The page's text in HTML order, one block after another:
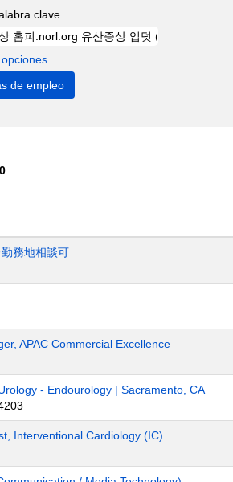
clave
務地相談可
APAC Commercial Excellence
- Endourology | Sacramento, CA
Interventional Cardiology (IC)